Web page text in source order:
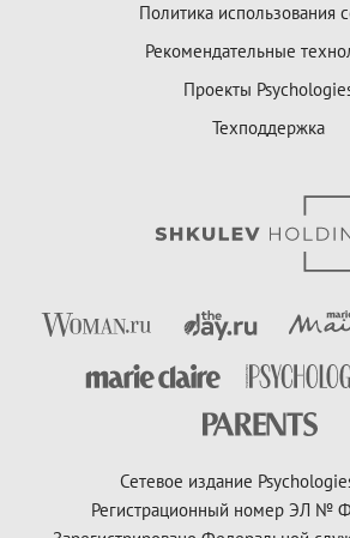
Политика использования
Рекомендательные
Проекты
Техподдержка
Сетевое издание
Регистрационный номер ЭЛ №